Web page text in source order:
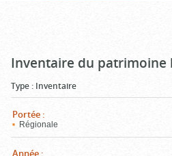
Inventaire du patrimoine
Type : Inventaire
Portée :
Régionale